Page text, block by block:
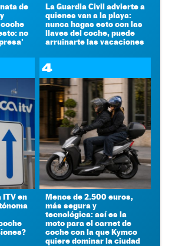
de
no
La Guardia Civil advierte a
quienes van a la playa:
nunca hagas esto con las
llaves del coche, puede
arruinarte las vacaciones
ITV en
4
Menos de 2.500 euros,
más segura y
tecnológica: así es la
moto para el carnet de
coche con la que Kymco
quiere dominar la ciudad